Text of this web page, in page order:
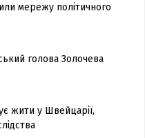
мережу політичного
голова Золочева
жити у Швейцарії,